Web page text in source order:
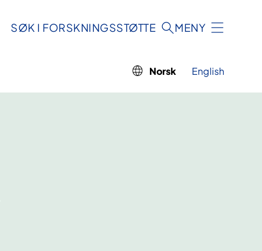
SØK I FORSKNINGSSTØTTE MENY
Norsk English